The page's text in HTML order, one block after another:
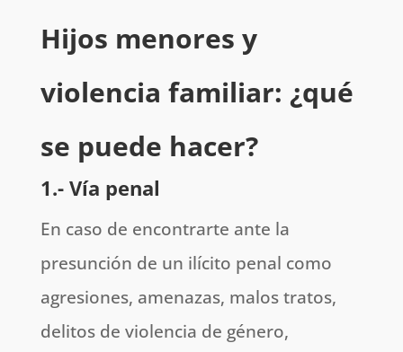
Hijos menores y
violencia familiar: ¿qué
se puede hacer?
1.- Vía penal
En caso de encontrarte ante la
presunción de un ilícito penal como
agresiones, amenazas, malos tratos,
delitos de violencia de género,